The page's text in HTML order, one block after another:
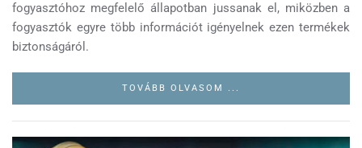
fogyasztóhoz megfelelő állapotban jussanak el, miközben a
fogyasztók egyre több információt igényelnek ezen termékek
biztonságáról.
TOVÁBB OLVASOM ...